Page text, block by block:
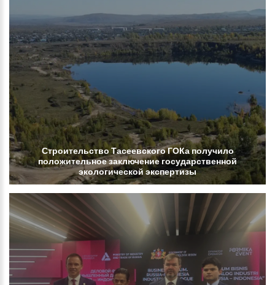
СтроительствоТасеевскогоГОКаполучило
положительноезаключениегосударственной
экологической экспертизы